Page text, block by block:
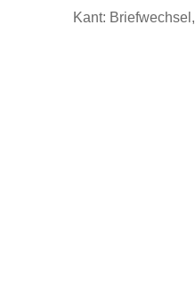
Kant: Briefwechsel,